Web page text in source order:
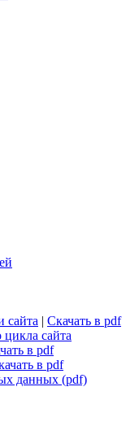
сайта|Скачать в pdf
сайта